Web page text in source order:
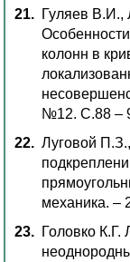
Гуляев В.И.,
колонн в
№12. C.88 –
Луговой
механика. –
Головко